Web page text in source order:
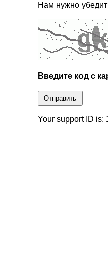
Нам нужно
Введите код с
Отправить
Your support ID